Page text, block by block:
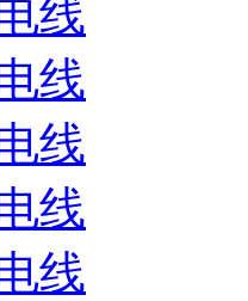
线
线
线
线
线